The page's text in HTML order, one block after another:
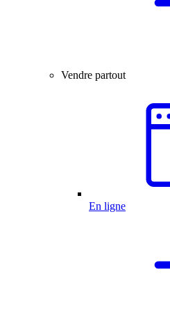
Vendre partout
En ligne